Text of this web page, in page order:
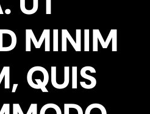
MINIM
QUIS